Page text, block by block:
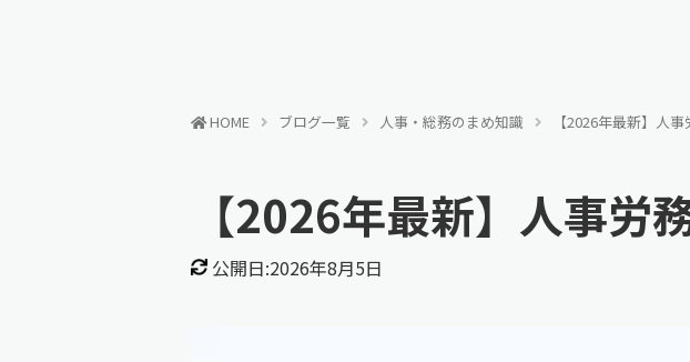
HOME ブログ一覧 人事・総務のまめ知識 【2026年最新】人
【2026年最新】人事
公開日:2026年8月5日